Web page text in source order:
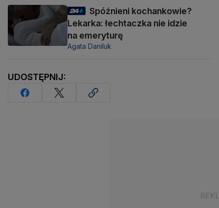
Spóźnieni kochankowie?
Lekarka: łechtaczka nie idzie
na emeryturę
Agata Daniluk
UDOSTĘPNIJ: